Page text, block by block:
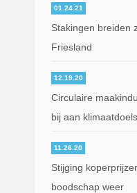
01.24.21
Stakingen breiden
Friesland
12.19.20
Circulaire
bij aan
11.26.20
Stijging
boodschap weer